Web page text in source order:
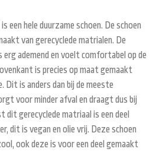
een hele duurzame schoen. De schoen
van gerecyclede matrialen. De
erg ademend en voelt comfortabel op de
is precies op maat gemaakt
Dit is anders dan bij de meeste
voor minder afval en draagt dus bij
dit gerecyclede matriaal is een deel
dit is vegan en olie vrij. Deze schoen
ook deze is voor een deel gemaakt